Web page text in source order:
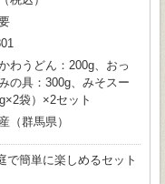
かわうどん：200g、おっ
の具：300g、みそスー
袋）×2セット
（群馬県）
で簡単に楽しめるセット